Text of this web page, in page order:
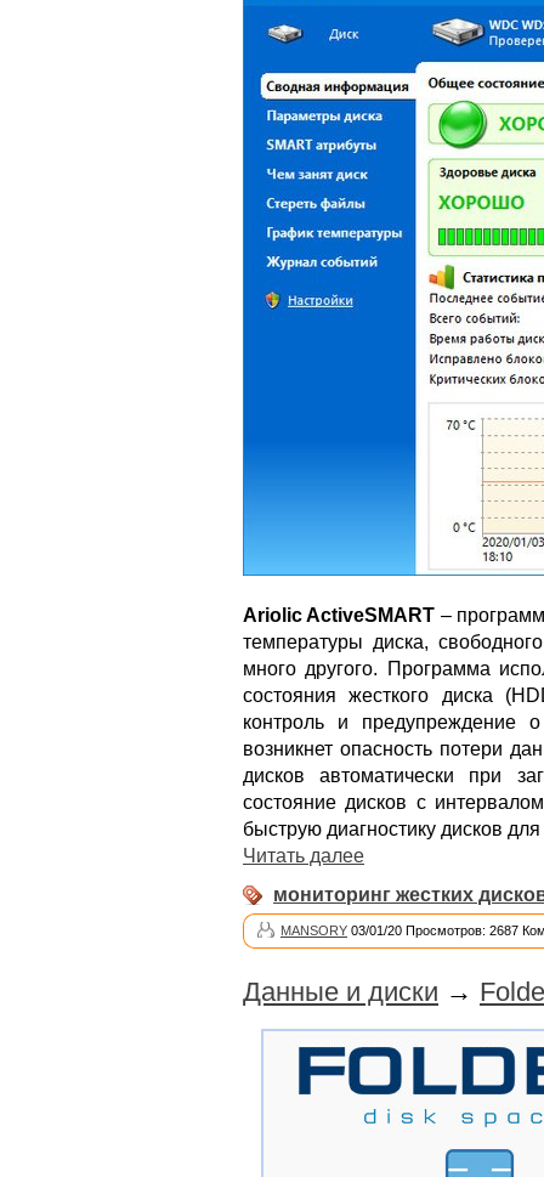
Ariolic ActiveSMART –
температуры диска,
много другого. Программа
состояния жесткого диска
контроль и предупреждение
возникнет опасность потери
дисков автоматически при
состояние дисков с
быструю диагностику дисков
Читать далее
мониторинг жестких
MANSORY 03/01/20 Просмотров: 2687
Данные и диски →